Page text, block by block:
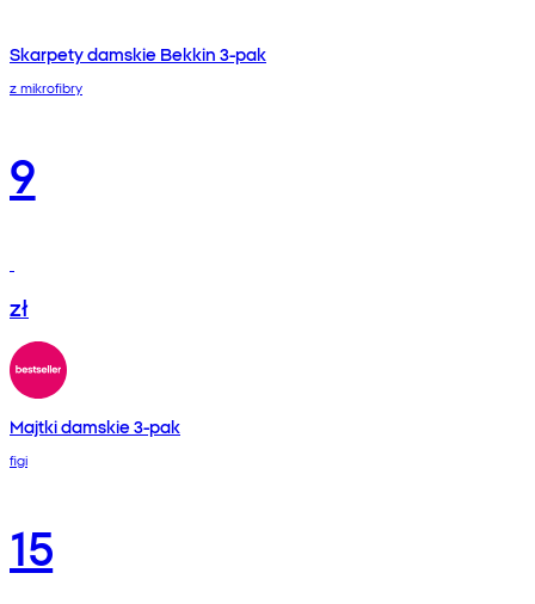
Skarpety damskie Bekkin 3-pak
z mikrofibry
9
zł
Majtki damskie 3-pak
figi
15